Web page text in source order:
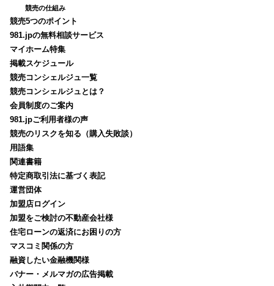
競売の仕組み
競売5つのポイント
981.jpの無料相談サービス
マイホーム特集
掲載スケジュール
競売コンシェルジュ一覧
競売コンシェルジュとは？
会員制度のご案内
981.jpご利用者様の声
競売のリスクを知る（購入失敗談）
用語集
関連書籍
特定商取引法に基づく表記
運営団体
加盟店ログイン
加盟をご検討の不動産会社様
住宅ローンの返済にお困りの方
マスコミ関係の方
融資したい金融機関様
バナー・メルマガの広告掲載